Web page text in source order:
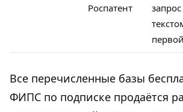
Роспатент
Все перечисленные базы
ФИПС по подписке продаётся